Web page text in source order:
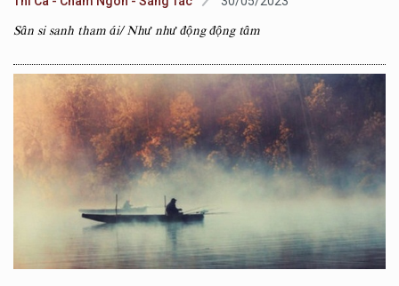
Sân si sanh tham ái/ Như như động động tâm